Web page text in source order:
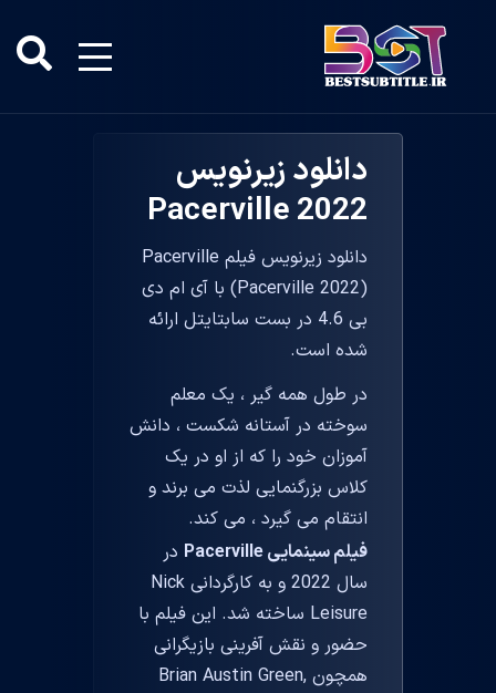
دانلود زیرنویس
Pacerville 2022
دانلود زیرنویس فیلم Pacerville
(Pacerville 2022) با آی ام دی
بی 4.6 در بست سابتایتل ارائه
شده است.
در طول همه گیر ، یک معلم
سوخته در آستانه شکست ، دانش
آموزان خود را که از او در یک
کلاس بزرگنمایی لذت می برند و
انتقام می گیرد ، می کند.
فیلم سینمایی Pacerville
در
سال 2022 و به کارگردانی Nick
Leisure ساخته شد. این فیلم با
حضور و نقش آفرینی بازیگرانی
همچون Brian Austin Green,